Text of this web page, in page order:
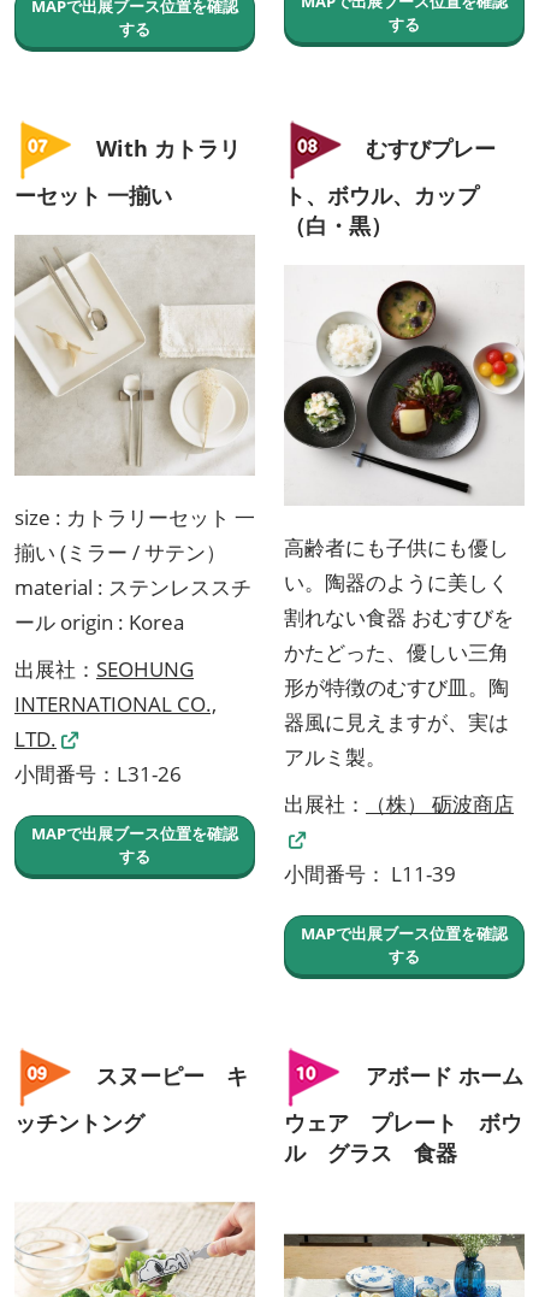
MAPで出展ブース位置を確認
する
する
With カトラリ
ーセット 一揃い
size : カトラリーセット 一
揃い (ミラー / サテン）
material : ステンレススチ
ール origin : Korea
出展社： SEOHUNG
INTERNATIONAL CO.,
LTD.
小間番号：L31-26
MAPで出展ブース位置を確認
する
むすびプレー
ト、ボウル、カップ
（白・黒）
高齢者にも子供にも優し
い。陶器のように美しく
割れない食器 おむすびを
かたどった、優しい三角
形が特徴のむすび皿。陶
器風に見えますが、実は
アルミ製。
出展社：
（株） 砺波商店
小間番号： L11-39
MAPで出展ブース位置を確認
する
スヌーピー キ
ッチントング
アボード ホーム
ウェア プレート ボウ
ル グラス 食器